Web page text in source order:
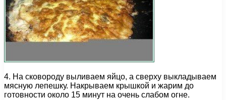
4. На сковороду выливаем яйцо, а сверху выкладываем
мясную лепешку. Накрываем крышкой и жарим до
готовности около 15 минут на очень слабом огне.